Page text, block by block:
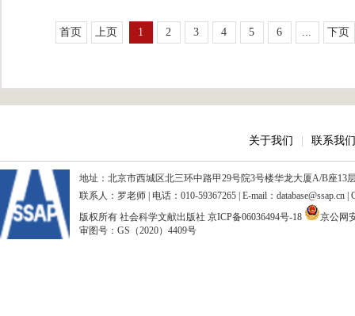
首页 上页 1 2 3 4 5 6 ... 下页
关于我们 联系我们
地址：北京市西城区北三环中路甲29号院3号楼华龙大厦A/B座13
联系人：罗老师 | 电话：010-59367265 | E-mail：database@ssap.cn
版权所有 社会科学文献出版社 京ICP备06036494号-18
京公网
审图号：GS（2020）4409号